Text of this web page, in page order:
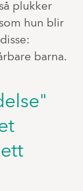
plukker
hun blir
barna.